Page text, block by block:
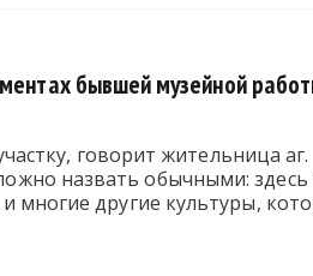
бывшей музейной
говорит жительница аг.
назвать обычными: здесь
многие другие культуры,